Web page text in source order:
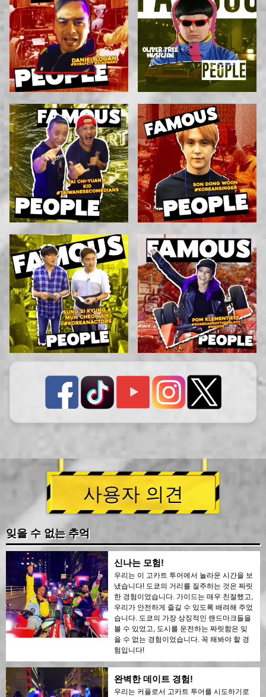
사용자 의견
잊을 수 없는 추억
신나는 모험!
우리는 이 고카트 투어에서 놀라운 시간을 보
냈습니다! 도쿄의 거리를 질주하는 것은 짜릿
한 경험이었습니다. 가이드는 매우 친절했고,
우리가 안전하게 즐길 수 있도록 배려해 주었
습니다. 도쿄의 가장 상징적인 랜드마크들을
볼 수 있었고, 도시를 운전하는 짜릿함은 잊
을 수 없는 경험이었습니다. 꼭 해봐야 할 경
험입니다!
완벽한 데이트 경험!
우리는 커플로서 고카트 투어를 시도하기로